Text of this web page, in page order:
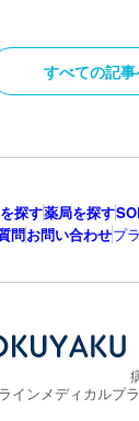
すべての記
探す薬局を探す
問お問い合わせプ
インメディカルプ